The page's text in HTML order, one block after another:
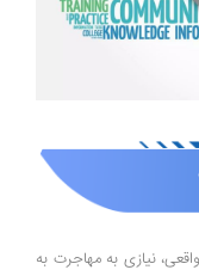
نیازی به مهاجرت به